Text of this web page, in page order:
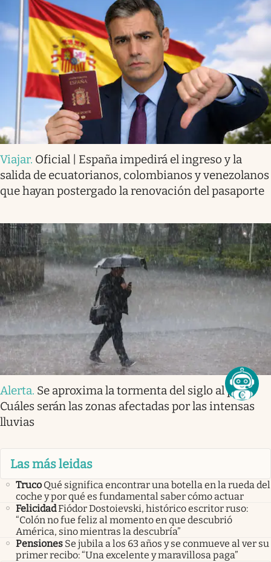
Viajar. Oficial | España impedirá el ingreso y la
salida de ecuatorianos, colombianos y venezolanos
que hayan postergado la renovación del pasaporte
Alerta. Se aproxima la tormenta del siglo al país.
Cuáles serán las zonas afectadas por las intensas
lluvias
Las más leidas
Truco Qué significa encontrar una botella en la rueda del
coche y por qué es fundamental saber cómo actuar
FelicidadFiódor Dostoievski, histórico escritor ruso:
“Colón no fue feliz al momento en que descubrió
América, sino mientras la descubría”
Pensiones Se jubila a los 63 años y se conmueve al ver su
primer recibo: “Una excelente y maravillosa paga”